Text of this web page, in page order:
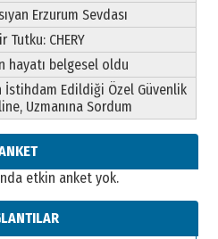
Erzurum Sevdası
Tutku: CHERY
hayatı belgesel oldu
İstihdam Edildiği Özel Güvenlik
Uzmanına Sordum
etkin anket yok.